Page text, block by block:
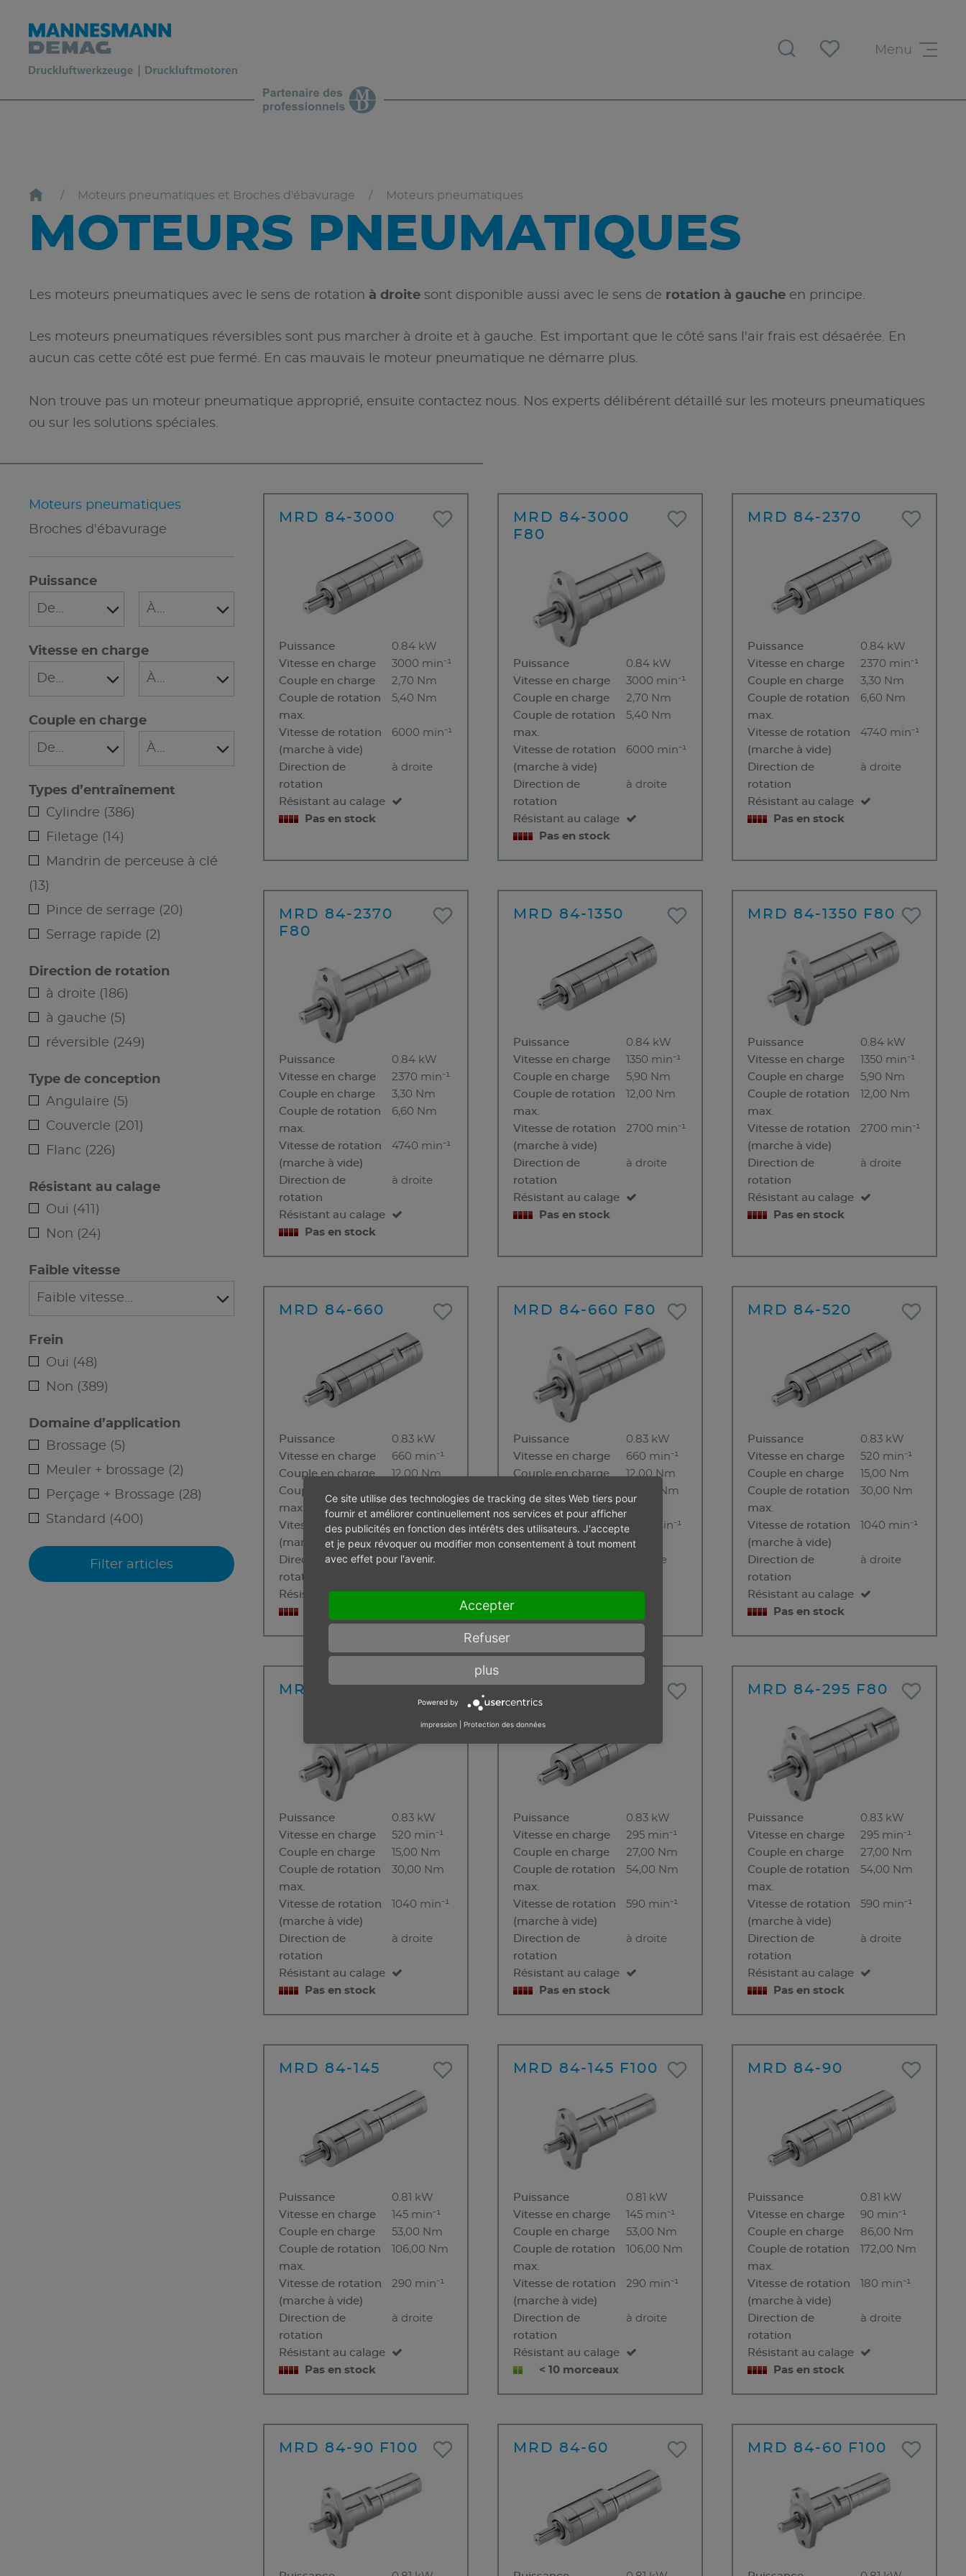
Menu
Moteurs pneumatiques et Broches d'ébavurage Moteurs pneumatiques
MOTEURS PNEUMATIQUES
Les moteurs pneumatiques avec le sens de rotation à droite sont disponible aussi avec le sens de rotation à gauche en principe.
Les moteurs pneumatiques réversibles sont pus marcher à droite et à gauche. Est important que le côté sans l'air frais est désaérée. En
aucun cas cette côté est pue fermé. En cas mauvais le moteur pneumatique ne démarre plus.
Non trouve pas un moteur pneumatique approprié, ensuite contactez nous. Nos experts délibérent détaillé sur les moteurs pneumatiques
ou sur les solutions spéciales.
Moteurs pneumatiques
Broches d'ébavurage
Puissance
Vitesse en charge
Couple en charge
Types d’entraînement
Cylindre (386)
Filetage (14)
Mandrin de perceuse à clé
(13)
Pince de serrage (20)
Serrage rapide (2)
Direction de rotation
à droite (186)
à gauche (5)
réversible (249)
Type de conception
Angulaire (5)
Couvercle (201)
Flanc (226)
Résistant au calage
Oui (411)
Non (24)
Faible vitesse
Frein
Oui (48)
Non (389)
Domaine d’application
Brossage (5)
Meuler + brossage (2)
Perçage + Brossage (28)
Standard (400)
MRD 84-3000
Puissance
0.84 kW
Vitesse en charge
3000 min⁻¹
Couple en charge
2,70 Nm
Couple de rotation
max.
5,40 Nm
Vitesse de rotation
(marche à vide)
6000 min⁻¹
Direction de
rotation
à droite
Résistant au calage
Pas en stock
MRD 84-3000
F80
Puissance
0.84 kW
Vitesse en charge
3000 min⁻¹
Couple en charge
2,70 Nm
Couple de rotation
max.
5,40 Nm
Vitesse de rotation
(marche à vide)
6000 min⁻¹
Direction de
rotation
à droite
Résistant au calage
Pas en stock
MRD 84-2370
Puissance
0.84 kW
Vitesse en charge
2370 min⁻¹
Couple en charge
3,30 Nm
Couple de rotation
max.
6,60 Nm
Vitesse de rotation
(marche à vide)
4740 min⁻¹
Direction de
rotation
à droite
Résistant au calage
Pas en stock
MRD 84-2370
F80
Puissance
0.84 kW
Vitesse en charge
2370 min⁻¹
Couple en charge
3,30 Nm
Couple de rotation
max.
6,60 Nm
Vitesse de rotation
(marche à vide)
4740 min⁻¹
Direction de
rotation
à droite
Résistant au calage
Pas en stock
MRD 84-1350
Puissance
0.84 kW
Vitesse en charge
1350 min⁻¹
Couple en charge
5,90 Nm
Couple de rotation
max.
12,00 Nm
Vitesse de rotation
(marche à vide)
2700 min⁻¹
Direction de
rotation
à droite
Résistant au calage
Pas en stock
MRD 84-1350 F80
Puissance
0.84 kW
Vitesse en charge
1350 min⁻¹
Couple en charge
5,90 Nm
Couple de rotation
max.
12,00 Nm
Vitesse de rotation
(marche à vide)
2700 min⁻¹
Direction de
rotation
à droite
Résistant au calage
Pas en stock
MRD 84-660
Puissance
0.83 kW
Vitesse en charge
660 min⁻¹
Couple en charge
12,00 Nm
Couple de rotation
max.
Vitesse de rotation
(marche à vide)
1320 min⁻¹
Direction de
rotation
à droite
Résistant au calage
MRD 84-660 F80
Puissance
0.83 kW
Vitesse en charge
660 min⁻¹
Couple en charge
12,00 Nm
max.
24,00 Nm
Vitesse de rotation
(marche à vide)
1320 min⁻¹
à droite
Résistant au calage
MRD 84-520
Puissance
0.83 kW
Vitesse en charge
520 min⁻¹
Couple en charge
15,00 Nm
Couple de rotation
max.
30,00 Nm
Vitesse de rotation
(marche à vide)
1040 min⁻¹
Direction de
rotation
à droite
Résistant au calage
Pas en stock
MRD 84-520 F80
Puissance
0.83 kW
Vitesse en charge
520 min⁻¹
Couple en charge
15,00 Nm
Couple de rotation
max.
30,00 Nm
Vitesse de rotation
(marche à vide)
1040 min⁻¹
Direction de
rotation
à droite
Résistant au calage
Pas en stock
MRD 84-295
Puissance
0.83 kW
Vitesse en charge
295 min⁻¹
Couple en charge
27,00 Nm
Couple de rotation
max.
54,00 Nm
Vitesse de rotation
(marche à vide)
590 min⁻¹
Direction de
rotation
à droite
Résistant au calage
Pas en stock
MRD 84-295 F80
Puissance
0.83 kW
Vitesse en charge
295 min⁻¹
Couple en charge
27,00 Nm
Couple de rotation
max.
54,00 Nm
Vitesse de rotation
(marche à vide)
590 min⁻¹
Direction de
rotation
à droite
Résistant au calage
Pas en stock
MRD 84-145
Puissance
0.81 kW
Vitesse en charge
145 min⁻¹
Couple en charge
53,00 Nm
Couple de rotation
max.
106,00 Nm
Vitesse de rotation
(marche à vide)
290 min⁻¹
Direction de
rotation
à droite
Résistant au calage
Pas en stock
MRD 84-145 F100
Puissance
0.81 kW
Vitesse en charge
145 min⁻¹
Couple en charge
53,00 Nm
Couple de rotation
max.
106,00 Nm
Vitesse de rotation
(marche à vide)
290 min⁻¹
Direction de
rotation
à droite
Résistant au calage
< 10 morceaux
MRD 84-90
Puissance
0.81 kW
Vitesse en charge
90 min⁻¹
Couple en charge
86,00 Nm
Couple de rotation
max.
172,00 Nm
Vitesse de rotation
(marche à vide)
180 min⁻¹
Direction de
rotation
à droite
Résistant au calage
Pas en stock
MRD 84-90 F100 MRD 84-60 MRD 84-60 F100
Ce site utilise des technologies de tracking de sites Web tiers pour
fournir et améliorer continuellement nos services et pour afficher
des publicités en fonction des intérêts des utilisateurs. J'accepte
et je peux révoquer ou modifier mon consentement à tout moment
avec effet pour l'avenir.
Accepter
Refuser
plus
Powered by
impression Protection des données